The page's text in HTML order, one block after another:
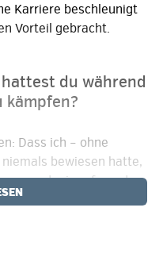
Karriere beschleunigt
Vorteil gebracht.
du während
kämpfen?
Dass ich – ohne
bewiesen hatte,
und mir aufgrund
fehlt ... war ja leider